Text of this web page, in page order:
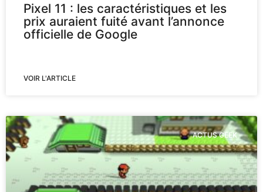
Pixel 11 : les caractéristiques et les
prix auraient fuité avant l’annonce
officielle de Google
VOIR L'ARTICLE
ACTUS GEEK